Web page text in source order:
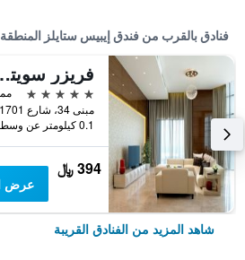
فنادق بالقرب من فندق إيبيس ستايلز المنطقة
فريزر سويتس
5 نجوم
0.1 كيلومتر عن وسط المدينة
394 ﷼
عرض
شاهد المزيد من الفنادق القريبة